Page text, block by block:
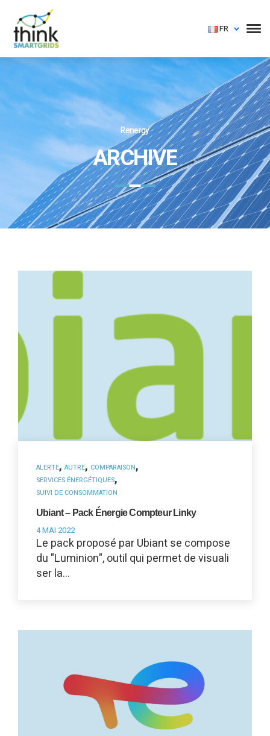
FR
Renergy
ARCHIVE
ALERTE, AUTRE, COMPARAISON,
SERVICES ÉNERGÉTIQUES,
SUIVI DE CONSOMMATION
Ubiant – Pack Énergie Compteur Linky
4 MAI 2022
Le pack proposé par Ubiant se compose
du "Luminion", outil qui permet de visuali
ser la…